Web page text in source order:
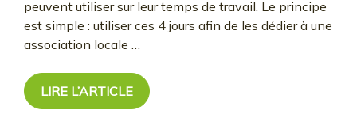
peuvent utiliser sur leur temps de travail. Le principe
est simple : utiliser ces 4 jours afin de les dédier à une
association locale …
LIRE L’ARTICLE